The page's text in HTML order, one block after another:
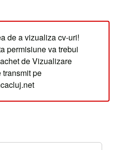
de a vizualiza cv-uri!
permisiune va trebui
de Vizualizare
pe